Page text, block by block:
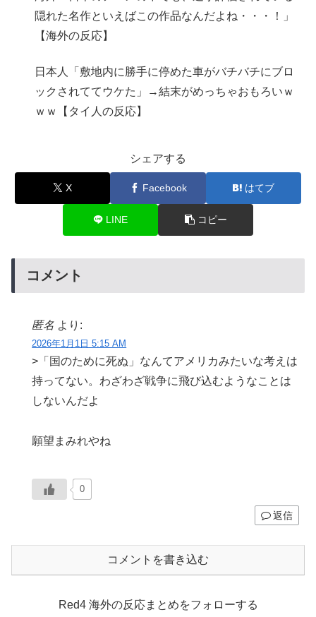
隠れた名作といえばこの作品なんだよね・・・！」
【海外の反応】
日本人「敷地内に勝手に停めた車がバチバチにブロ
ックされててウケた」→結末がめっちゃおもろいｗ
ｗｗ【タイ人の反応】
シェアする
X Facebook はてブ
LINE コピー
コメント
匿名 より:
2026年1月1日 5:15 AM
>「国のために死ぬ」なんてアメリカみたいな考えは
持ってない。わざわざ戦争に飛び込むようなことは
しないんだよ
願望まみれやね
0
返信
コメントを書き込む
Red4 海外の反応まとめをフォローする